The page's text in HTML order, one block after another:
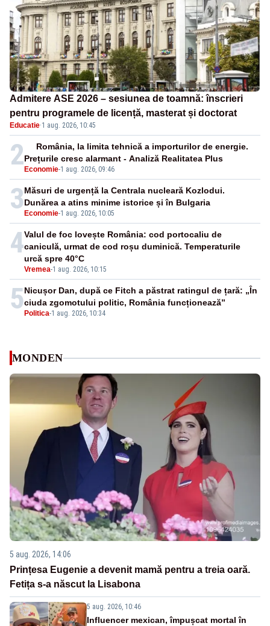
Admitere ASE 2026 – sesiunea de toamnă: înscrieri
pentru programele de licență, masterat și doctorat
Educatie·1 aug. 2026, 10:45
2 Economie-1 aug. 2026, 09:46
România, la limita tehnică a importurilor de energie.
Prețurile cresc alarmant - Analiză Realitatea Plus
3 Economie-1 aug. 2026, 10:05
Măsuri de urgență la Centrala nucleară Kozlodui.
Dunărea a atins minime istorice și în Bulgaria
4
Vremea-1 aug. 2026, 10:15
Valul de foc lovește România: cod portocaliu de
caniculă, urmat de cod roșu duminică. Temperaturile
urcă spre 40°C
5 Politica-1 aug. 2026, 10:34
Nicușor Dan, după ce Fitch a păstrat ratingul de țară: „În
ciuda zgomotului politic, România funcționează”
MONDEN
5 aug. 2026, 14:06
Prințesa Eugenie a devenit mamă pentru a treia oară.
Fetița s-a născut la Lisabona
5 aug. 2026, 10:46
Influencer mexican, împușcat mortal în